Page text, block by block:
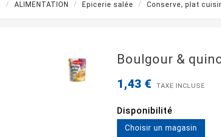
ALIMENTATION Epicerie salée Conserve, plat
Boulgour &
1,43 € TAXE INCLUSE
Disponibilité
Choisir un magasin